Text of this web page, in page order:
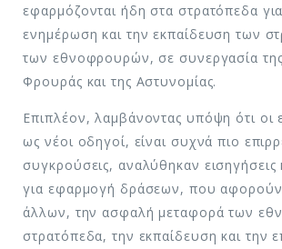
εφαρμόζονται ήδη στα στρατόπεδα
ενημέρωση και την εκπαίδευση των
των εθνοφρουρών, σε συνεργασία της
Φρουράς και της Αστυνομίας.
Επιπλέον, λαμβάνοντας υπόψη ότι οι
ως νέοι οδηγοί, είναι συχνά πιο
συγκρούσεις, αναλύθηκαν εισηγήσεις
για εφαρμογή δράσεων, που
άλλων, την ασφαλή μεταφορά των
στρατόπεδα, την εκπαίδευση και την